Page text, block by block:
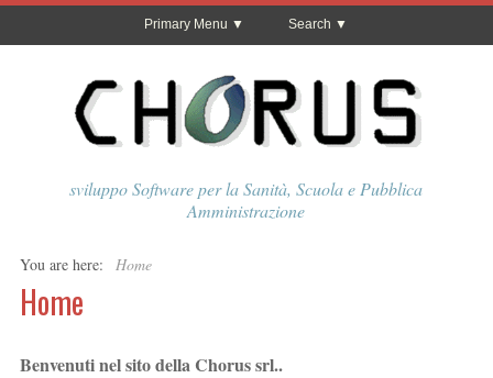
Primary Menu Search
sviluppo Software per la Sanità, Scuola e Pubblica
Amministrazione
You are here: Home
Home
Benvenuti nel sito della Chorus srl..